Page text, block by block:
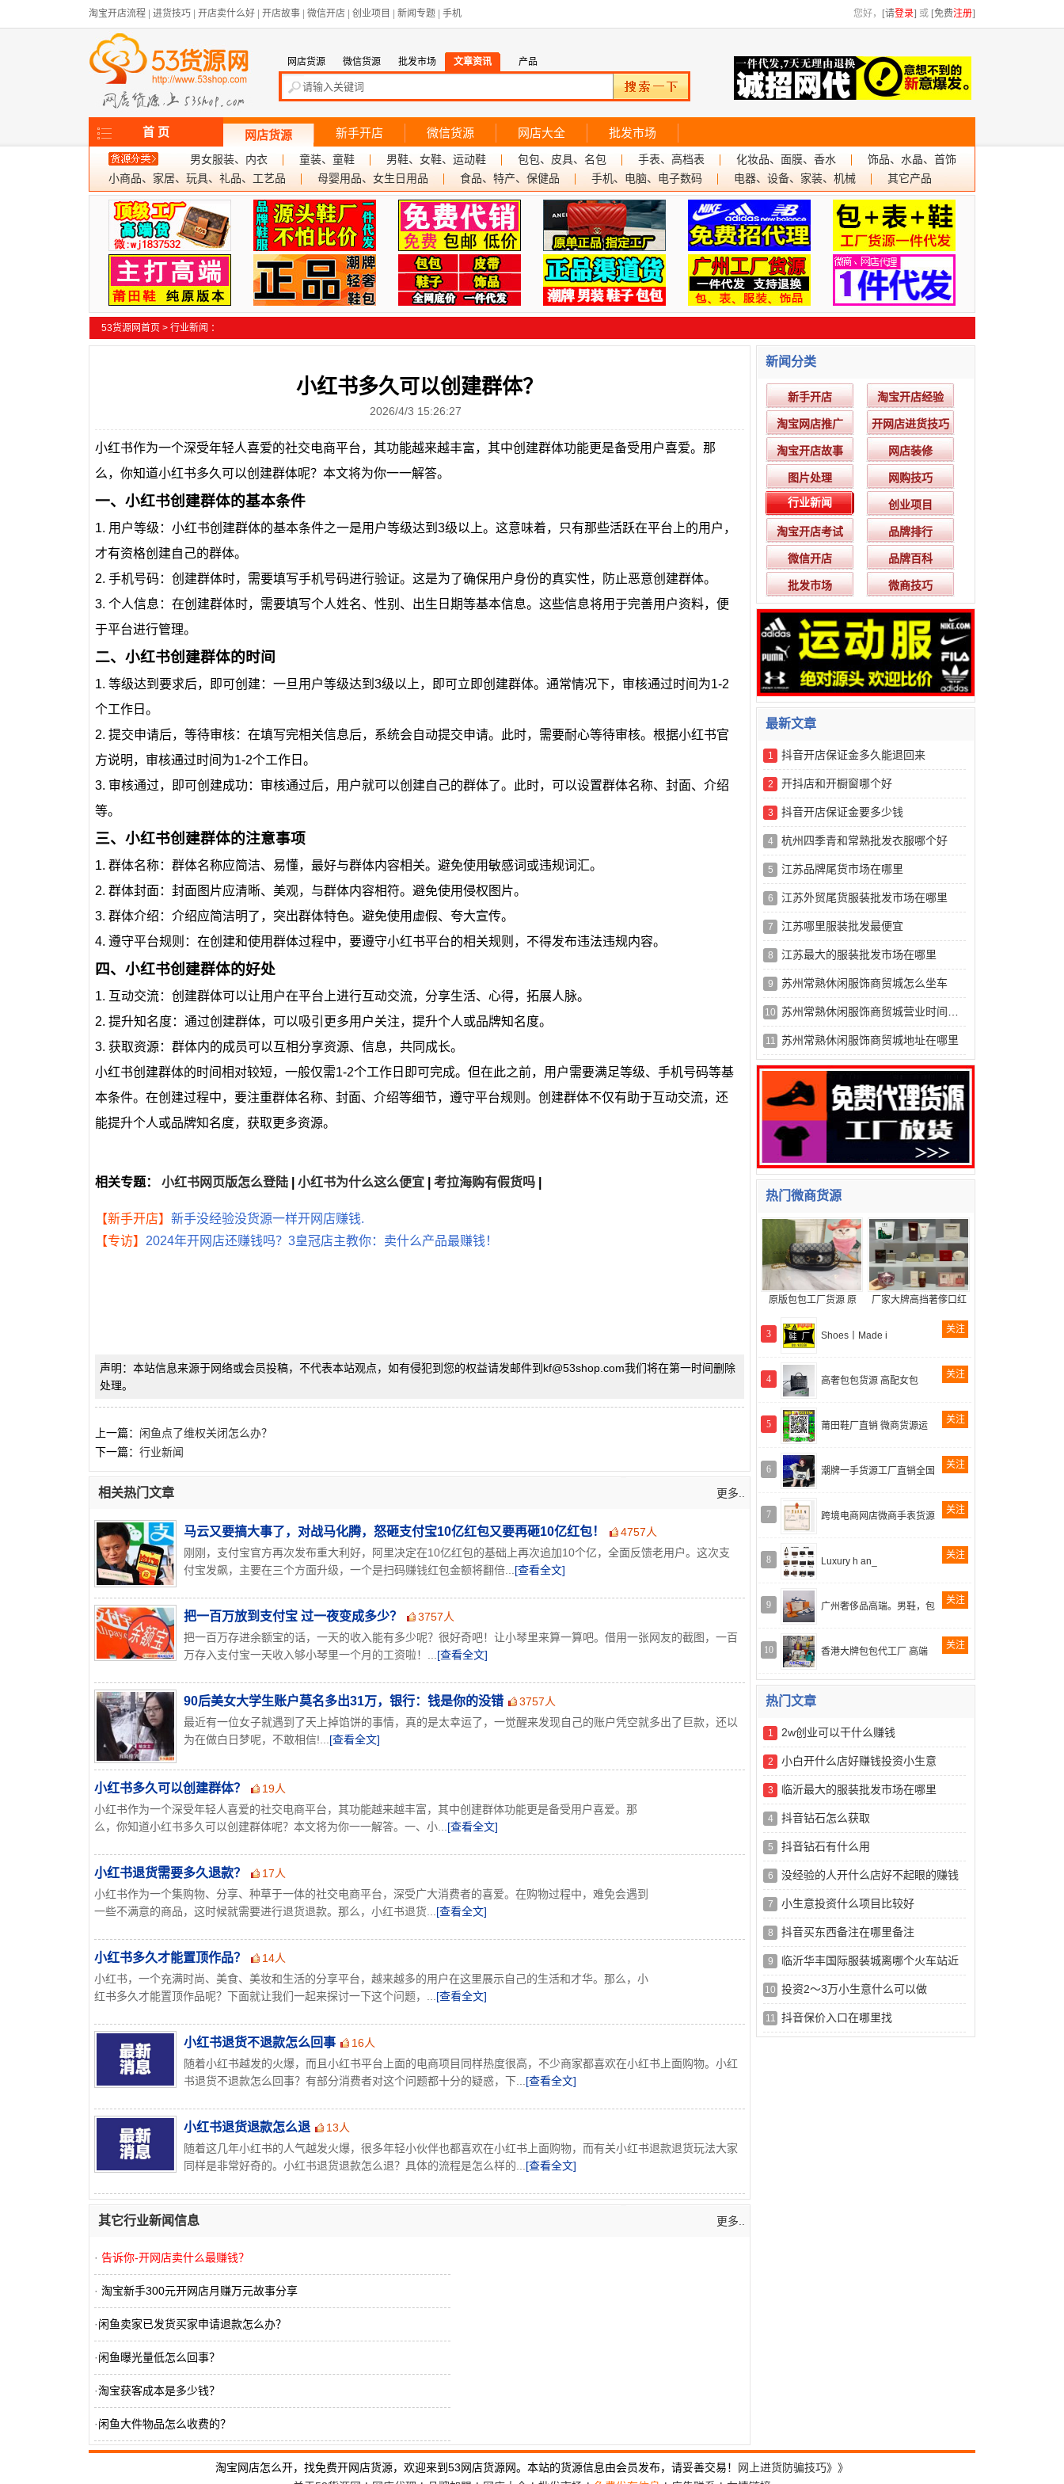
淘宝开店流程 进货技巧 开店卖什么好 开店故事 微信开店 创业项目 新闻专题 手机 您好， [请登录] 或 [免费注册]
网店货源 微信货源 批发市场 文章资讯 产品
首 页 网店货源 新手开店 微信货源 网店大全 批发市场
男女服装、内衣 童装、童鞋 男鞋、女鞋、运动鞋 包包、皮具、名包 手表、高档表 化妆品、面膜、香水
饰品、水晶、首饰
小商品、家居、玩具、礼品、工艺品
母婴用品、女生日用品 食品、特产、保健品 手机、电脑、电子数码 电器、设备、家装、机械 其它产品
53货源网首页 > 行业新闻 ：
小红书多久可以创建群体？
2026/4/3 15:26:27
小红书作为一个深受年轻人喜爱的社交电商平台，其功能越来越丰富，其中创建群体功能更是备受用户喜爱。那
么，你知道小红书多久可以创建群体呢？本文将为你一一解答。
一、小红书创建群体的基本条件
1. 用户等级：小红书创建群体的基本条件之一是用户等级达到3级以上。这意味着，只有那些活跃在平台上的用户，
才有资格创建自己的群体。
2. 手机号码：创建群体时，需要填写手机号码进行验证。这是为了确保用户身份的真实性，防止恶意创建群体。
3. 个人信息：在创建群体时，需要填写个人姓名、性别、出生日期等基本信息。这些信息将用于完善用户资料，便
于平台进行管理。
二、小红书创建群体的时间
1. 等级达到要求后，即可创建：一旦用户等级达到3级以上，即可立即创建群体。通常情况下，审核通过时间为1-2
个工作日。
2. 提交申请后，等待审核：在填写完相关信息后，系统会自动提交申请。此时，需要耐心等待审核。根据小红书官
方说明，审核通过时间为1-2个工作日。
3. 审核通过，即可创建成功：审核通过后，用户就可以创建自己的群体了。此时，可以设置群体名称、封面、介绍
等。
三、小红书创建群体的注意事项
1. 群体名称：群体名称应简洁、易懂，最好与群体内容相关。避免使用敏感词或违规词汇。
2. 群体封面：封面图片应清晰、美观，与群体内容相符。避免使用侵权图片。
3. 群体介绍：介绍应简洁明了，突出群体特色。避免使用虚假、夸大宣传。
4. 遵守平台规则：在创建和使用群体过程中，要遵守小红书平台的相关规则，不得发布违法违规内容。
四、小红书创建群体的好处
1. 互动交流：创建群体可以让用户在平台上进行互动交流，分享生活、心得，拓展人脉。
2. 提升知名度：通过创建群体，可以吸引更多用户关注，提升个人或品牌知名度。
3. 获取资源：群体内的成员可以互相分享资源、信息，共同成长。
小红书创建群体的时间相对较短，一般仅需1-2个工作日即可完成。但在此之前，用户需要满足等级、手机号码等基
本条件。在创建过程中，要注重群体名称、封面、介绍等细节，遵守平台规则。创建群体不仅有助于互动交流，还
能提升个人或品牌知名度，获取更多资源。
相关专题： 小红书网页版怎么登陆 小红书为什么这么便宜 考拉海购有假货吗
【新手开店】 新手没经验没货源一样开网店赚钱.
【专访】 2024年开网店还赚钱吗？3皇冠店主教你：卖什么产品最赚钱！
声明：本站信息来源于网络或会员投稿，不代表本站观点，如有侵犯到您的权益请发邮件到kf@53shop.com我们将在第一时间删除
处理。
上一篇： 闲鱼点了维权关闭怎么办？
下一篇： 行业新闻
相关热门文章 更多..
马云又要搞大事了，对战马化腾，怒砸支付宝10亿红包又要再砸10亿红包！
4757人
刚刚，支付宝官方再次发布重大利好，阿里决定在10亿红包的基础上再次追加10个亿，全面反馈老用户。这次支
付宝发飙，主要在三个方面升级，一个是扫码赚钱红包金额将翻倍... [查看全文]
把一百万放到支付宝 过一夜变成多少？
3757人
把一百万存进余额宝的话，一天的收入能有多少呢？很好奇吧！让小琴里来算一算吧。借用一张网友的截图，一百
万存入支付宝一天收入够小琴里一个月的工资啦！... [查看全文]
90后美女大学生账户莫名多出31万，银行：钱是你的没错
3757人
最近有一位女子就遇到了天上掉馅饼的事情，真的是太幸运了，一觉醒来发现自己的账户凭空就多出了巨款，还以
为在做白日梦呢，不敢相信!... [查看全文]
小红书多久可以创建群体？
19人
小红书作为一个深受年轻人喜爱的社交电商平台，其功能越来越丰富，其中创建群体功能更是备受用户喜爱。那
么，你知道小红书多久可以创建群体呢？本文将为你一一解答。一、小...[查看全文]
小红书退货需要多久退款？
17人
小红书作为一个集购物、分享、种草于一体的社交电商平台，深受广大消费者的喜爱。在购物过程中，难免会遇到
一些不满意的商品，这时候就需要进行退货退款。那么，小红书退货...[查看全文]
小红书多久才能置顶作品？
14人
小红书，一个充满时尚、美食、美妆和生活的分享平台，越来越多的用户在这里展示自己的生活和才华。那么，小
红书多久才能置顶作品呢？下面就让我们一起来探讨一下这个问题，...[查看全文]
小红书退货不退款怎么回事
16人
随着小红书越发的火爆，而且小红书平台上面的电商项目同样热度很高，不少商家都喜欢在小红书上面购物。小红
书退货不退款怎么回事？有部分消费者对这个问题都十分的疑惑，下...[查看全文]
小红书退货退款怎么退
13人
随着这几年小红书的人气越发火爆，很多年轻小伙伴也都喜欢在小红书上面购物，而有关小红书退款退货玩法大家
同样是非常好奇的。小红书退货退款怎么退？具体的流程是怎么样的...[查看全文]
其它行业新闻信息 更多..
· 告诉你-开网店卖什么最赚钱？
· 淘宝新手300元开网店月赚万元故事分享
·闲鱼卖家已发货买家申请退款怎么办？
·闲鱼曝光量低怎么回事？
·淘宝获客成本是多少钱？
·闲鱼大件物品怎么收费的？
·抖音开发小程序怎么赚钱？
新闻分类
新手开店 淘宝开店经验
淘宝网店推广 开网店进货技巧
淘宝开店故事 网店装修
图片处理
网购技巧
行业新闻
创业项目
淘宝开店考试 品牌排行
微信开店 品牌百科
批发市场 微商技巧
最新文章
1 抖音开店保证金多久能退回来
2 开抖店和开橱窗哪个好
3 抖音开店保证金要多少钱
4 杭州四季青和常熟批发衣服哪个好
5 江苏品牌尾货市场在哪里
6 江苏外贸尾货服装批发市场在哪里
7 江苏哪里服装批发最便宜
8 江苏最大的服装批发市场在哪里
9 苏州常熟休闲服饰商贸城怎么坐车
10 苏州常熟休闲服饰商贸城营业时间是几点
11 苏州常熟休闲服饰商贸城地址在哪里
热门微商货源
原版包包工厂货源 原 厂家大牌高挡著偧口红
3 Shoes丨Made i
关注
4 高奢包包货源 高配女包
关注
5 莆田鞋厂直销 微商货源运
关注
6 潮牌一手货源工厂直销全国
关注
7 跨境电商网店微商手表货源
关注
8 Luxury h an_
关注
9 广州奢侈品高端。男鞋，包
关注
10 香港大牌包包代工厂 高端
关注
热门文章
1 2w创业可以干什么赚钱
2 小白开什么店好赚钱投资小生意
3 临沂最大的服装批发市场在哪里
4 抖音钻石怎么获取
5 抖音钻石有什么用
6 没经验的人开什么店好不起眼的赚钱
7 小生意投资什么项目比较好
8 抖音买东西备注在哪里备注
9 临沂华丰国际服装城离哪个火车站近
10 投资2～3万小生意什么可以做
11 抖音保价入口在哪里找
淘宝网店怎么开，找免费开网店货源，欢迎来到53网店货源网。本站的货源信息由会员发布，请妥善交易！
网上进货防骗技巧》》